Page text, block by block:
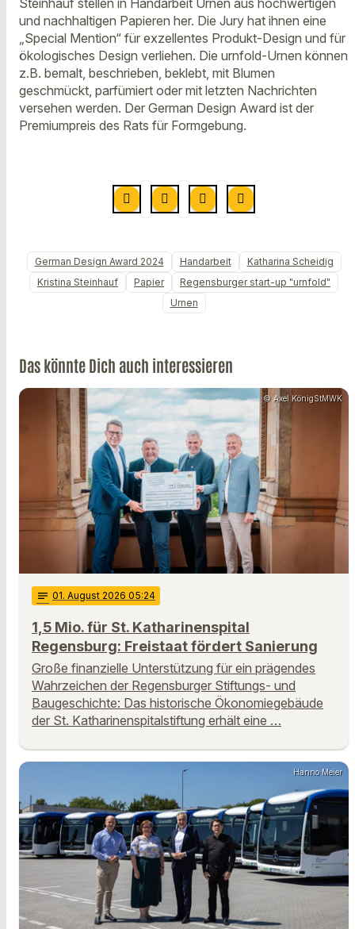
und nachhaltigen Papieren her. Die Jury hat ihnen eine
„Special Mention“ für exzellentes Produkt-Design und für
ökologisches Design verliehen. Die urnfold-Urnen können
z.B. bemalt, beschrieben, beklebt, mit Blumen
geschmückt, parfümiert oder mit letzten Nachrichten
versehen werden. Der German Design Award ist der
Premiumpreis des Rats für Formgebung.
German Design Award 2024 Handarbeit
Katharina Scheidig
Kristina Steinhauf
Papier
Regensburger start-up "urnfold"
Urnen
Das könnte Dich auch interessieren
© Axel KönigStMWK
notes 01. August 2026 05:24
1,5 Mio. für St. Katharinenspital
Regensburg: Freistaat fördert Sanierung
Große finanzielle Unterstützung für ein prägendes
Wahrzeichen der Regensburger Stiftungs- und
Baugeschichte: Das historische Ökonomiegebäude
der St. Katharinenspitalstiftung erhält eine …
Hanno Meier